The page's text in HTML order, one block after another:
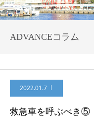
ADVANCEコラム
2022.01.7
救急車を呼ぶべき⑤